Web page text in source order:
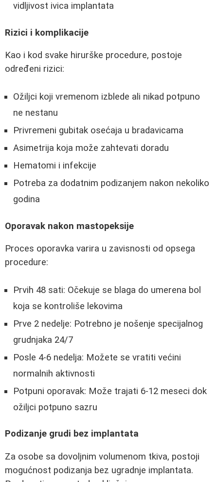
vidljivost ivica implantata
Rizici i komplikacije
Kao i kod svake hirurške procedure, postoje
određeni rizici:
Ožiljci koji vremenom izblede ali nikad potpuno
ne nestanu
Privremeni gubitak osećaja u bradavicama
Asimetrija koja može zahtevati doradu
Hematomi i infekcije
Potreba za dodatnim podizanjem nakon nekoliko
godina
Oporavak nakon mastopeksije
Proces oporavka varira u zavisnosti od opsega
procedure:
Prvih 48 sati: Očekuje se blaga do umerena bol
koja se kontroliše lekovima
Prve 2 nedelje: Potrebno je nošenje specijalnog
grudnjaka 24/7
Posle 4-6 nedelja: Možete se vratiti većini
normalnih aktivnosti
Potpuni oporavak: Može trajati 6-12 meseci dok
ožiljci potpuno sazru
Podizanje grudi bez implantata
Za osobe sa dovoljnim volumenom tkiva, postoji
mogućnost podizanja bez ugradnje implantata.